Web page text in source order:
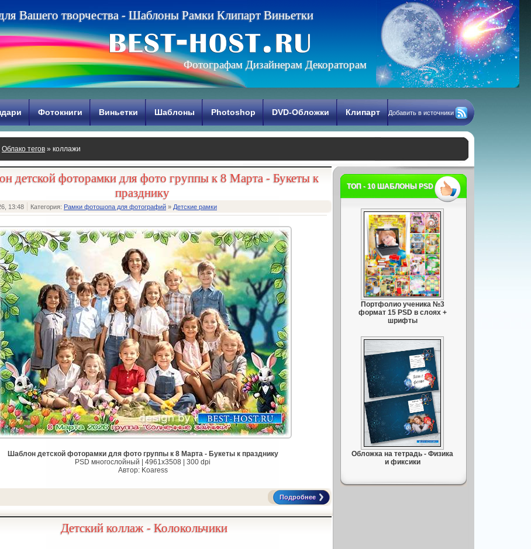
ля Вашего творчества - Шаблоны Рамки Клипарт Виньетки
Фотографам Дизайнерам Декораторам
Фотокниги Виньетки Шаблоны Photoshop DVD-Обложки Клипарт Добавить в источники
Облако тегов » коллажи
детской фоторамки для фото группы к 8 Марта - Букеты к
празднику
13:48 Категория: Рамки фотошопа для фотографий » Детские рамки
Шаблон детской фоторамки для фото группы к 8 Марта - Букеты к празднику
PSD многослойный | 4961x3508 | 300 dpi
Автор: Koaress
Подробнее
Детский коллаж - Колокольчики
ТОП - 10 ШАБЛОНЫ PSD
Портфолио ученика №3
формат 15 PSD в слоях +
шрифты
Обложка на тетрадь - Физика
и фиксики